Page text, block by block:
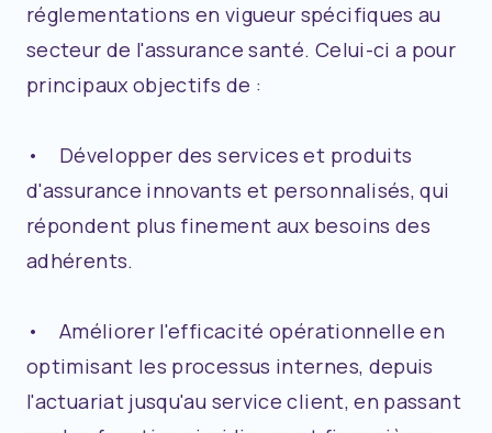
réglementations en vigueur spécifiques au
secteur de l'assurance santé. Celui-ci a pour
principaux objectifs de :
• Développer des services et produits
d'assurance innovants et personnalisés, qui
répondent plus finement aux besoins des
adhérents.
• Améliorer l'efficacité opérationnelle en
optimisant les processus internes, depuis
l'actuariat jusqu'au service client, en passant